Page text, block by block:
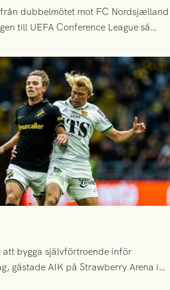
dubbelmötet mot FC Nordsjælland
till UEFA Conference League så
kort därpå. Motståndare blir
isländska Valur och HŠK Zrinjski
Hercegovina.
att bygga självförtroende inför
gästade AIK på Strawberry Arena i
hotande i första halvlek av